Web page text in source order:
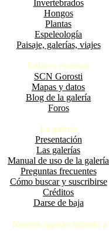
Invertebrados
Hongos
Plantas
Espeleología
Paisaje, galerías, viajes
Enlaces externos
SCN Gorosti
Mapas y datos
Blog de la galería
Foros
La galería
Presentación
Las galerías
Manual de uso de la galería
Preguntas frecuentes
Cómo buscar y suscribirse
Créditos
Darse de baja
Nuestro agradecimiento a